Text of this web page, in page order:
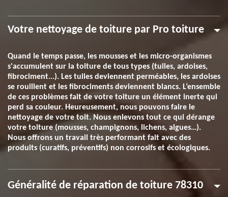
Votre nettoyage de toiture par Pro toiture
Quand le temps passe, les mousses et les micro-organismes
s'accumulent sur la toiture de tous types (tuiles, ardoises,
fibrociment...). Les tuiles deviennent perméables, les ardoises
se rouillent et les fibrociments deviennent blancs. L’ensemble
de ces problèmes fait de votre toiture un élément inerte qui
perd sa couleur. Heureusement, nous pouvons faire le
nettoyage de votre toit. Nous enlevons tout ce qui dérange
votre toiture (mousses, champignons, lichens, algues…).
Nous offrons un travail très performant fait avec des
produits (curatifs, préventifs) non corrosifs et écologiques.
Généralité de réparation de toiture 78310